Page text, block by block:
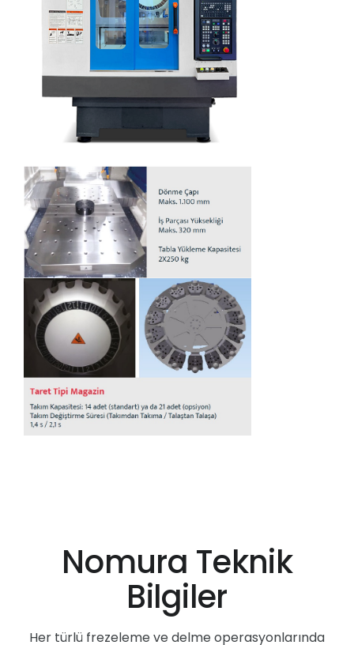
Nomura Teknik
Bilgiler
Her türlü frezeleme ve delme operasyonlarında